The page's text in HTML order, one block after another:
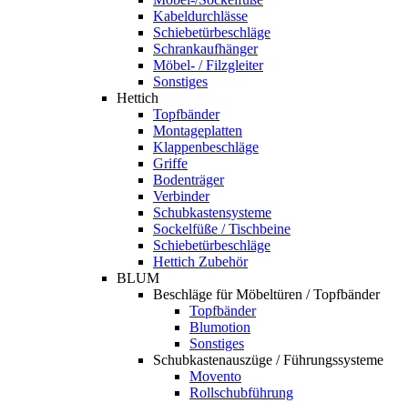
Kabeldurchlässe
Schiebetürbeschläge
Schrankaufhänger
Möbel- / Filzgleiter
Sonstiges
Hettich
Topfbänder
Montageplatten
Klappenbeschläge
Griffe
Bodenträger
Verbinder
Schubkastensysteme
Sockelfüße / Tischbeine
Schiebetürbeschläge
Hettich Zubehör
BLUM
Beschläge für Möbeltüren / Topfbänder
Topfbänder
Blumotion
Sonstiges
Schubkastenauszüge / Führungssysteme
Movento
Rollschubführung